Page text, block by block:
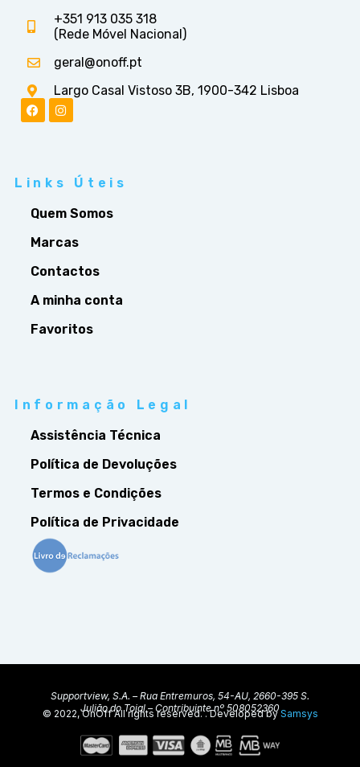
+351 913 035 318
(Rede Móvel Nacional)
geral@onoff.pt
Largo Casal Vistoso 3B, 1900-342 Lisboa
Links Úteis
Quem Somos
Marcas
Contactos
A minha conta
Favoritos
Informação Legal
Assistência Técnica
Política de Devoluções
Termos e Condições
Política de Privacidade
Supportview, S.A. – Rua Entremuros, 54-AU, 2660-395 S.
Julião do Tojal – Contribuinte nº 508052360
© 2022, OnOff All rights reserved. . Developed bySamsys